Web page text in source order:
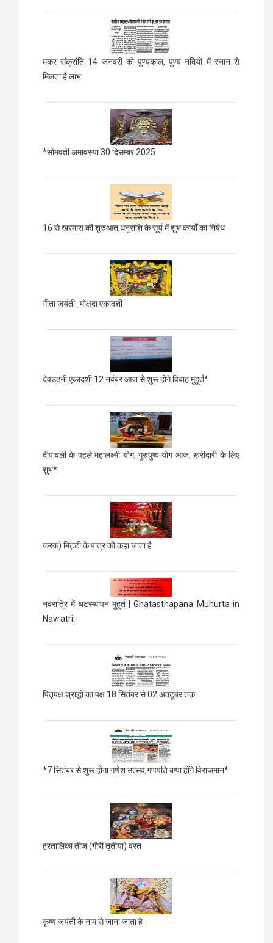
मकर संक्रांति 14 जनवरी को पुण्यकाल, पुण्य नदियों में स्नान से
मिलता है लाभ
*सोमवती अमावस्या 30 दिसम्बर 2025
16 से खरमास की शुरुआत,धनुराशि के सूर्य में शुभ कार्यों का निषेध
गीता जयंती_मोक्षदा एकादशी
देवउठनी एकादशी 12 नवंबर आज से शुरू होंगे विवाह मुहूर्त*
दीपावली के पहले महालक्ष्मी योग, गुरुपुष्य योग आज, खरीदारी के लिए
शुभ*
करक) मिट्टी के पात्र को कहा जाता है
नवरात्रि में घटस्थापन मुहूर्त | Ghatasthapana Muhurta in
Navratri:-
पितृपक्ष श्राद्धों का पक्ष 18 सितंबर से 02 अक्टूबर तक
*7 सितंबर से शुरू होगा गणेश उत्सव,गणपति बप्पा होंगे विराजमान*
हरतालिका तीज (गौरी तृतीया) व्रत
कृष्ण जयंती के नाम से जाना जाता है।